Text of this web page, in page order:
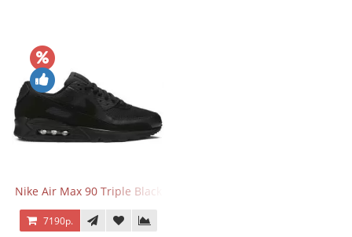
Nike Air Max 90 Triple Black
7190р.